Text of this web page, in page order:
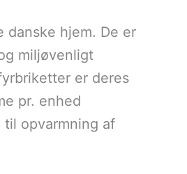
hjem. De er
miljøvenligt
er deres
pr. enhed
opvarmning af